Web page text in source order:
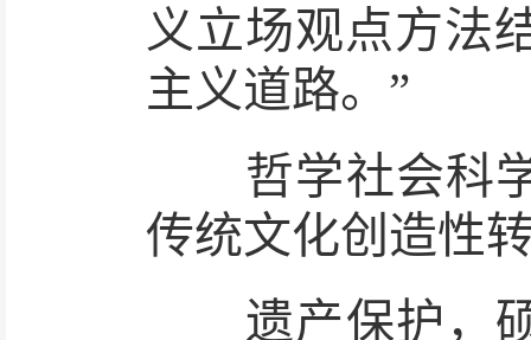
义立场观点方法
主义道路。”
哲学社会科学
传统文化创造性
遗产保护，硕